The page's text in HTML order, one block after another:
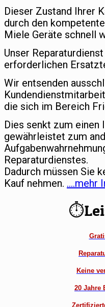
Dieser Zustand Ihrer
durch den
Miele Geräte schnell
Unser
erforderlichen
Wir entsenden
die sich im Bereich
Dies senkt zum einen
gewährleistet zum
Reparaturdienstes.
Dadurch müssen Sie
Kauf nehmen. ….mehr
Keine
20 Jahre